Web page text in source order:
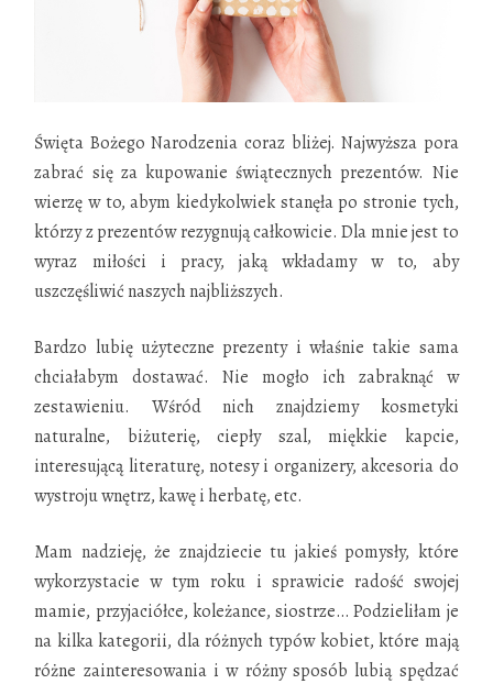
Święta Bożego Narodzenia coraz bliżej. Najwyższa pora
zabrać się za kupowanie świątecznych prezentów. Nie
wierzę w to, abym kiedykolwiek stanęła po stronie tych,
którzy z prezentów rezygnują całkowicie. Dla mnie jest to
wyraz miłości i pracy, jaką wkładamy w to, aby
uszczęśliwić naszych najbliższych.
Bardzo lubię użyteczne prezenty i właśnie takie sama
chciałabym dostawać. Nie mogło ich zabraknąć w
zestawieniu. Wśród nich znajdziemy kosmetyki
naturalne, biżuterię, ciepły szal, miękkie kapcie,
interesującą literaturę, notesy i organizery, akcesoria do
wystroju wnętrz, kawę i herbatę, etc.
Mam nadzieję, że znajdziecie tu jakieś pomysły, które
wykorzystacie w tym roku i sprawicie radość swojej
mamie, przyjaciółce, koleżance, siostrze… Podzieliłam je
na kilka kategorii, dla różnych typów kobiet, które mają
różne zainteresowania i w różny sposób lubią spędzać